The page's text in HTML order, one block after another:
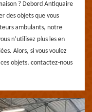
? Debord Antiquaire
des objets que vous
ambulants, notre
n’utilisez plus les en
Alors, si vous voulez
objets, contactez-nous